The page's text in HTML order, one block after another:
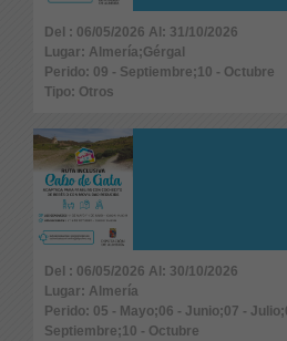
Del : 06/05/2026 Al: 31/10/2026
Lugar: Almería;Gérgal
Perido: 09 - Septiembre;10 - Octubre
Tipo: Otros
Del : 06/05/2026 Al: 30/10/2026
Lugar: Almería
Perido: 05 - Mayo;06 - Junio;07 -
Septiembre;10 - Octubre